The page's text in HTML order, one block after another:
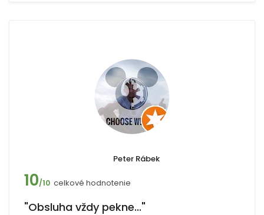
Peter Rábek
10/10 celkové hodnotenie
"Obsluha vždy pekne..."